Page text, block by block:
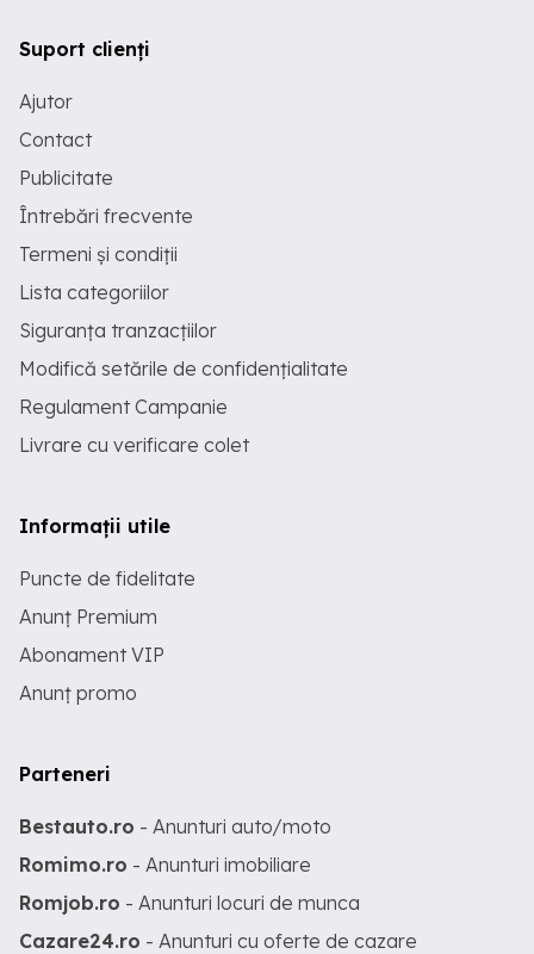
Suport clienți
Ajutor
Contact
Publicitate
Întrebări frecvente
Termeni și condiții
Lista categoriilor
Siguranța tranzacțiilor
Modifică setările de confidențialitate
Regulament Campanie
Livrare cu verificare colet
Informații utile
Puncte de fidelitate
Anunț Premium
Abonament VIP
Anunț promo
Parteneri
Bestauto.ro - Anunturi auto/moto
Romimo.ro - Anunturi imobiliare
Romjob.ro - Anunturi locuri de munca
Cazare24.ro - Anunturi cu oferte de cazare